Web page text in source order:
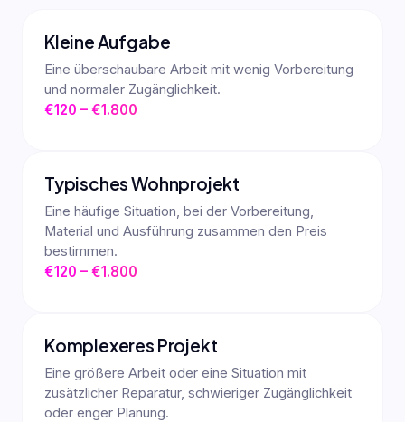
Kleine Aufgabe
Eine überschaubare Arbeit mit wenig Vorbereitung
und normaler Zugänglichkeit.
€120 – €1.800
Typisches Wohnprojekt
Eine häufige Situation, bei der Vorbereitung,
Material und Ausführung zusammen den Preis
bestimmen.
€120 – €1.800
Komplexeres Projekt
Eine größere Arbeit oder eine Situation mit
zusätzlicher Reparatur, schwieriger Zugänglichkeit
oder enger Planung.